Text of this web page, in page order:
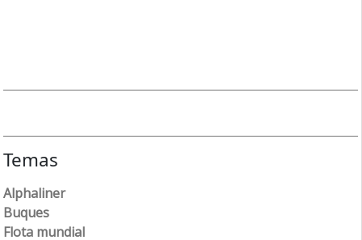
Temas
Alphaliner
Buques
Flota mundial